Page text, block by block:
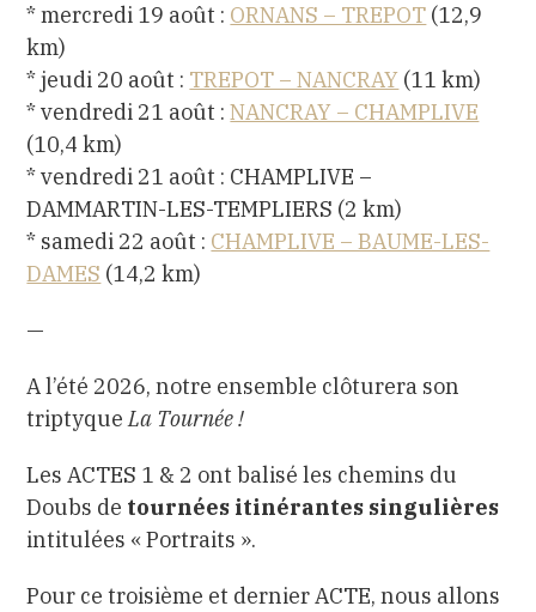
* mercredi 19 août : ORNANS – TREPOT (12,9
km)
* jeudi 20 août : TREPOT – NANCRAY (11 km)
* vendredi 21 août :NANCRAY – CHAMPLIVE
(10,4 km)
* vendredi 21 août : CHAMPLIVE –
DAMMARTIN-LES-TEMPLIERS (2 km)
* samedi 22 août : CHAMPLIVE – BAUME-LES-
DAMES (14,2 km)
—
A l’été 2026, notre ensemble clôturera son
triptyqueLa Tournée !
Les ACTES 1 & 2 ont balisé les chemins du
Doubs de tournées itinérantes singulières
intitulées « Portraits ».
Pour ce troisième et dernier ACTE,nous allons